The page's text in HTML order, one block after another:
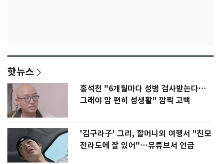
핫뉴스
홍석천 "6개월마다 성병 검사받는다…
그래야 맘 편히 성생활" 깜짝 고백
'김구라子' 그리, 할머니외 여행서 "친모
전라도에 잘 있어"…유튜브서 언급